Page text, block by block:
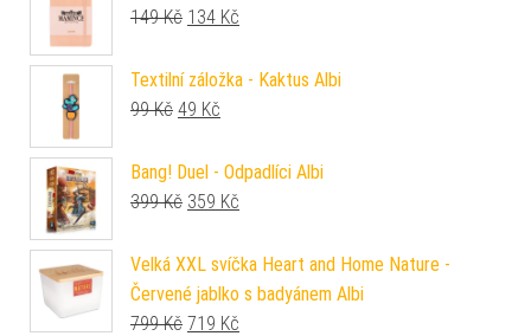
149Kč Původní cena byla: 149 Kč.
134 Kč
Textilní záložka - Kaktus Albi
99Kč Původní cena byla: 99 Kč.
49 Kč
Bang! Duel - Odpadlíci Albi
399Kč Původní cena byla: 399 Kč.
359 Kč
Velká XXL svíčka Heart and Home Nature -
Červené jablko s badyánem Albi
799Kč Původní cena byla: 799 Kč.
719 Kč